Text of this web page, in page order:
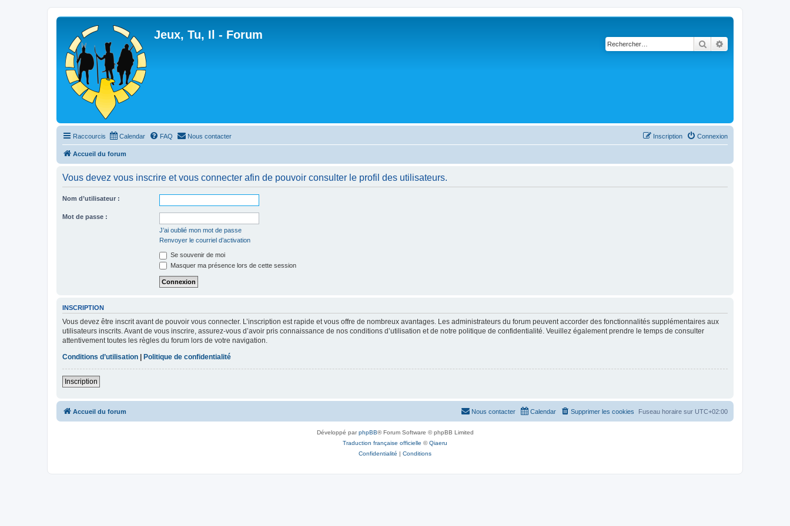
Jeux, Tu, Il - Forum
Rechercher
Raccourcis Calendar FAQ Nous contacter Connexion
Inscription
Accueil du forum
Vous devez vous inscrire et vous connecter afin de pouvoir consulter le profil des utilisateurs.
Nom d’utilisateur :
Mot de passe :
J’ai oublié mon mot de passe
Renvoyer le courriel d’activation
Se souvenir de moi
Masquer ma présence lors de cette session
INSCRIPTION
Vous devez être inscrit avant de pouvoir vous connecter. L’inscription est rapide et vous offre de nombreux avantages. Les administrateurs du forum peuvent accorder des fonctionnalités supplémentaires aux
utilisateurs inscrits. Avant de vous inscrire, assurez-vous d’avoir pris connaissance de nos conditions d’utilisation et de notre politique de confidentialité. Veuillez également prendre le temps de consulter
attentivement toutes les règles du forum lors de votre navigation.
Conditions d’utilisation | Politique de confidentialité
Inscription
Accueil du forum Fuseau horaire sur UTC+02:00
Supprimer les cookies
Calendar
Nous contacter
Développé parphpBB® Forum Software © phpBB Limited
Traduction française officielle ©Qiaeru
Confidentialité | Conditions